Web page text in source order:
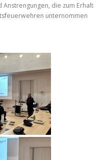
die zum Erhalt
unternommen